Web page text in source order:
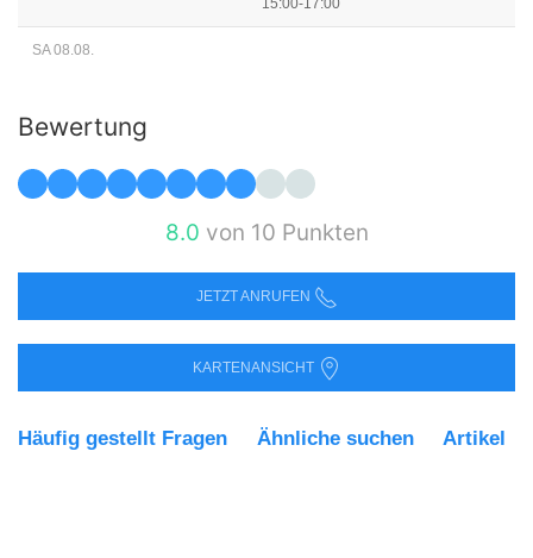
15:00-17:00
SA 08.08.
Bewertung
8.0 von 10 Punkten
JETZT ANRUFEN
KARTENANSICHT
Häufig gestellt Fragen Ähnliche suchen Artikel